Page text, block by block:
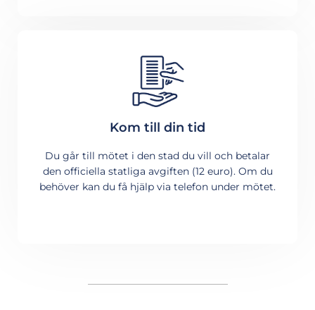
Kom till din tid
Du går till mötet i den stad du vill och betalar
den officiella statliga avgiften (12 euro). Om du
behöver kan du få hjälp via telefon under mötet.